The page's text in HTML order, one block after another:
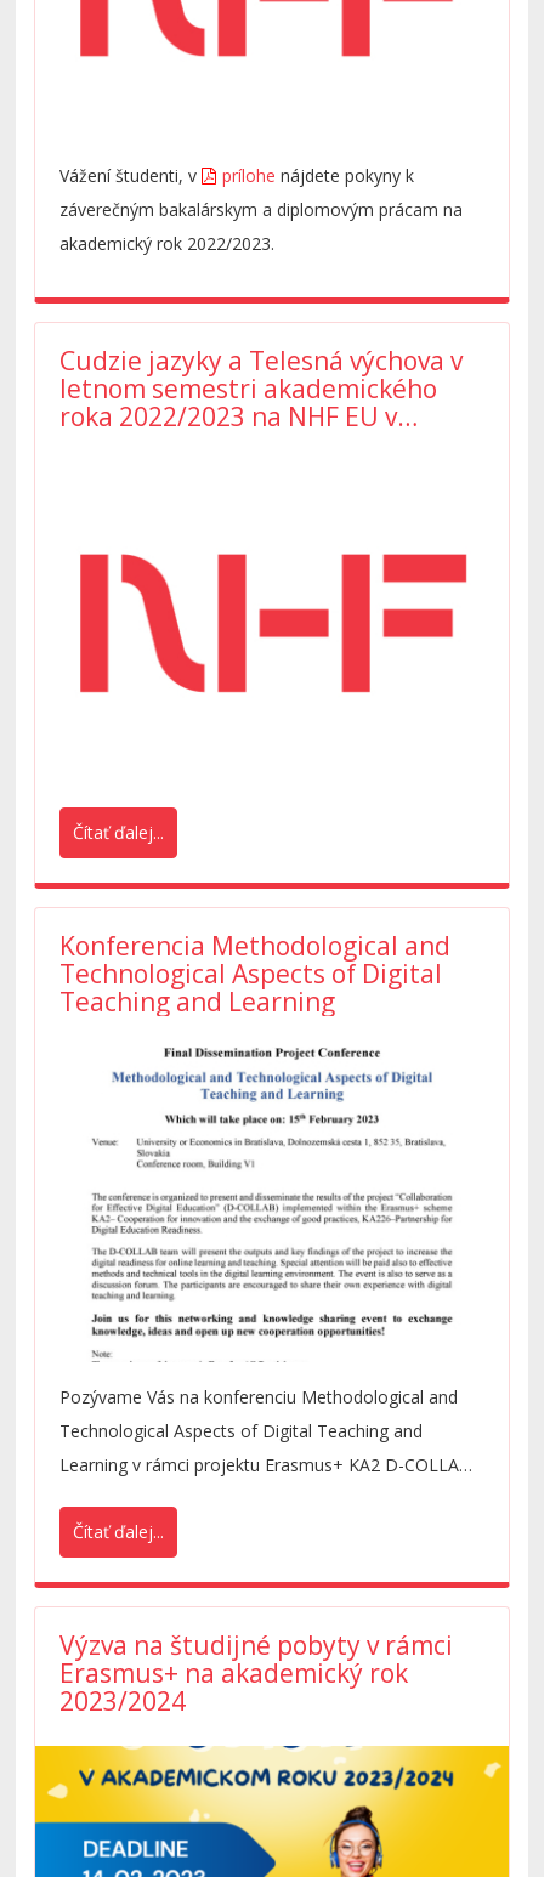
Vážení študenti, v prílohe nájdete pokyny k
záverečným bakalárskym a diplomovým prácam na
akademický rok 2022/2023.
Cudzie jazyky a Telesná výchova v
letnom semestri akademického
roka 2022/2023 na NHF EU v
Čítať ďalej...
Konferencia Methodological and
Technological Aspects of Digital
Teaching and Learning
Pozývame Vás na konferenciu Methodological and
Technological Aspects of Digital Teaching and
Learning v rámci projektu Erasmus+ KA2 D-COLLAB,
Čítať ďalej...
Výzva na študijné pobyty v rámci
Erasmus+ na akademický rok
2023/2024